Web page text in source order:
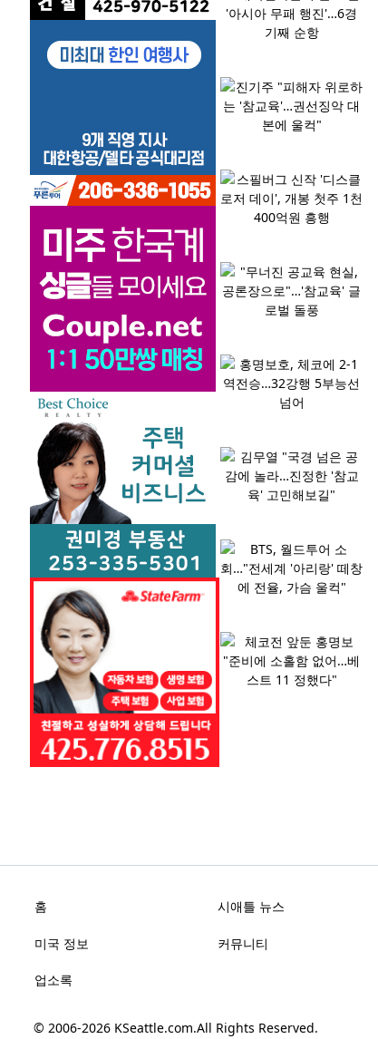
홈 시애틀 뉴스
미국 정보 커뮤니티
업소록
© 2006-2026 KSeattle.com.All Rights Reserved.